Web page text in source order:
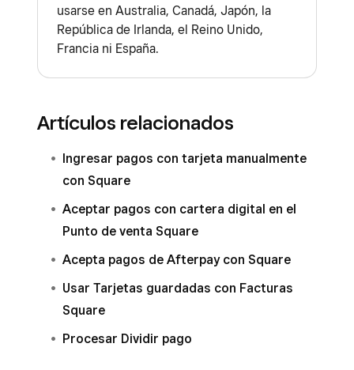
tarjeta que se comunique con el emisor de
dicha tarjeta.
deben procesarse en la divisa oficial del
país.
Debes encontrarte en el país en el que
activaste tu cuenta de Square para
procesar pagos.
Square también puede procesar los pagos de
tus clientes internacionales mediante Facturas
Square o nuestras otras soluciones de
crear y enviar facturas Square
usarse en Australia, Canadá, Japón, la
República de Irlanda, el Reino Unido,
Francia ni España.
Artículos relacionados
Ingresar pagos con tarjeta manualmente
con Square
Aceptar pagos con cartera digital en el
Punto de venta Square
Acepta pagos de Afterpay con Square
Usar Tarjetas guardadas con Facturas
Square
Procesar Dividir pago